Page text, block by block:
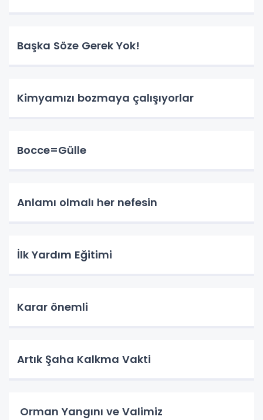
Başka Söze Gerek Yok!
Kimyamızı bozmaya çalışıyorlar
Bocce=Gülle
Anlamı olmalı her nefesin
İlk Yardım Eğitimi
Karar önemli
Artık Şaha Kalkma Vakti
Orman Yangını ve Valimiz